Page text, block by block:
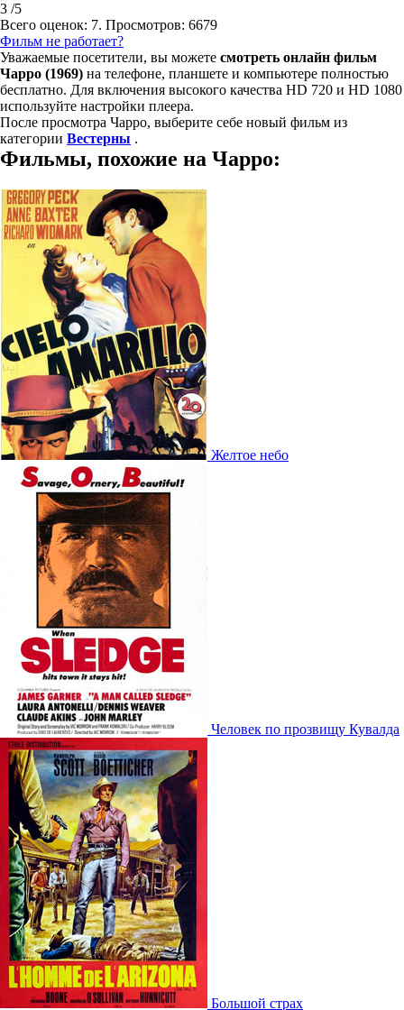
3 /5
Всего оценок: 7. Просмотров: 6679
Фильм не работает?
Уважаемые посетители, вы можете смотреть онлайн фильм
Чарро (1969) на телефоне, планшете и компьютере полностью
бесплатно. Для включения высокого качества HD 720 и HD 1080
используйте настройки плеера.
После просмотра Чарро, выберите себе новый фильм из
категории Вестерны .
Фильмы, похожие на Чарро:
Желтое небо
Человек по прозвищу Кувалда
Большой страх